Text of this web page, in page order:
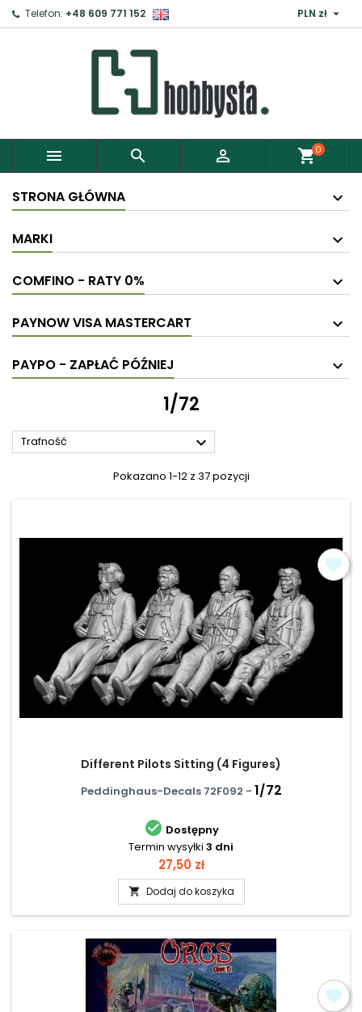
Telefon: +48 609 771 152 PLN zł 
   shopping_cart0
STRONA GŁÓWNA
MARKI
COMFINO - RATY 0%
PAYNOW VISA MASTERCART
PAYPO - ZAPŁAĆ PÓŹNIEJ
1/72
Trafność 
Pokazano 1-12 z 37 pozycji
Different Pilots Sitting (4 Figures)
Peddinghaus-Decals 72F092 - 1/72
 Dostępny
Termin wysyłki 3 dni
Cena
27,50 zł
 Dodaj do koszyka
Zaloguj ×
Aby zapisać produkty do Schowka, musisz się
Anuluj Zaloguj